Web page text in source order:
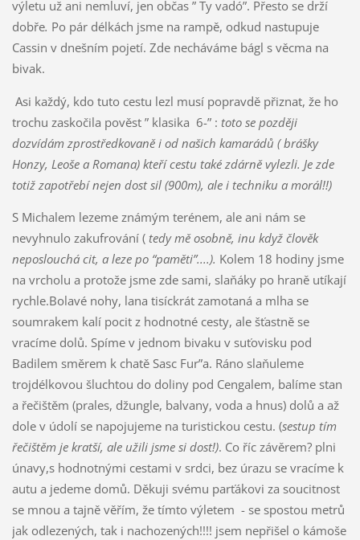
výletu už ani nemluví, jen občas ” Ty vadó”. Přesto se drží
dobře. Po pár délkách jsme na rampě, odkud nastupuje
Cassin v dnešním pojetí. Zde necháváme bágl s věcma na
bivak.
Asi každý, kdo tuto cestu lezl musí popravdě přiznat, že ho
trochu zaskočila pověst ” klasika 6-” : toto se později
dozvídám zprostředkovaně i od našich kamarádů ( brášky
Honzy, Leoše a Romana) kteří cestu také zdárně vylezli. Je zde
totiž zapotřebí nejen dost sil (900m), ale i techniku a morál!!)
S Michalem lezeme známým terénem, ale ani nám se
nevyhnulo zakufrování ( tedy mě osobně, inu když člověk
neposlouchá cit, a leze po “paměti”....). Kolem 18 hodiny jsme
na vrcholu a protože jsme zde sami, slaňáky po hraně utíkají
rychle.Bolavé nohy, lana tisíckrát zamotaná a mlha se
soumrakem kalí pocit z hodnotné cesty, ale šťastně se
vracíme dolů. Spíme v jednom bivaku v suťovisku pod
Badilem směrem k chatě Sasc Fur”a. Ráno slaňuleme
trojdélkovou šluchtou do doliny pod Cengalem, balíme stan
a řečištěm (prales, džungle, balvany, voda a hnus) dolů a až
dole v údolí se napojujeme na turistickou cestu. (sestup tím
řečištěm je kratší, ale užili jsme si dost!). Co říc závěrem? plni
únavy,s hodnotnými cestami v srdci, bez úrazu se vracíme k
autu a jedeme domů. Děkuji svému parťákovi za soucitnost
se mnou a tajně věřím, že tímto výletem - se spostou metrů
jak odlezených, tak i nachozených!!!! jsem nepřišel o kámoše